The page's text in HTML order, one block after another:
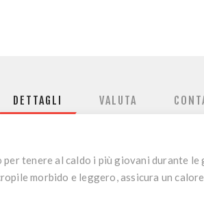
DETTAGLI VALUTA
tenere al caldo i più giovani durante
morbido e leggero, assicura un